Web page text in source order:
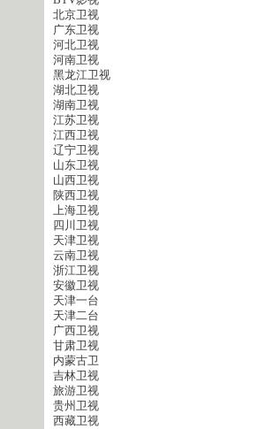
北京卫视
广东卫视
河北卫视
河南卫视
黑龙江卫视
湖北卫视
湖南卫视
江苏卫视
江西卫视
辽宁卫视
山东卫视
山西卫视
陕西卫视
上海卫视
四川卫视
天津卫视
云南卫视
浙江卫视
安徽卫视
天津一台
天津二台
广西卫视
甘肃卫视
内蒙古卫
吉林卫视
旅游卫视
贵州卫视
西藏卫视